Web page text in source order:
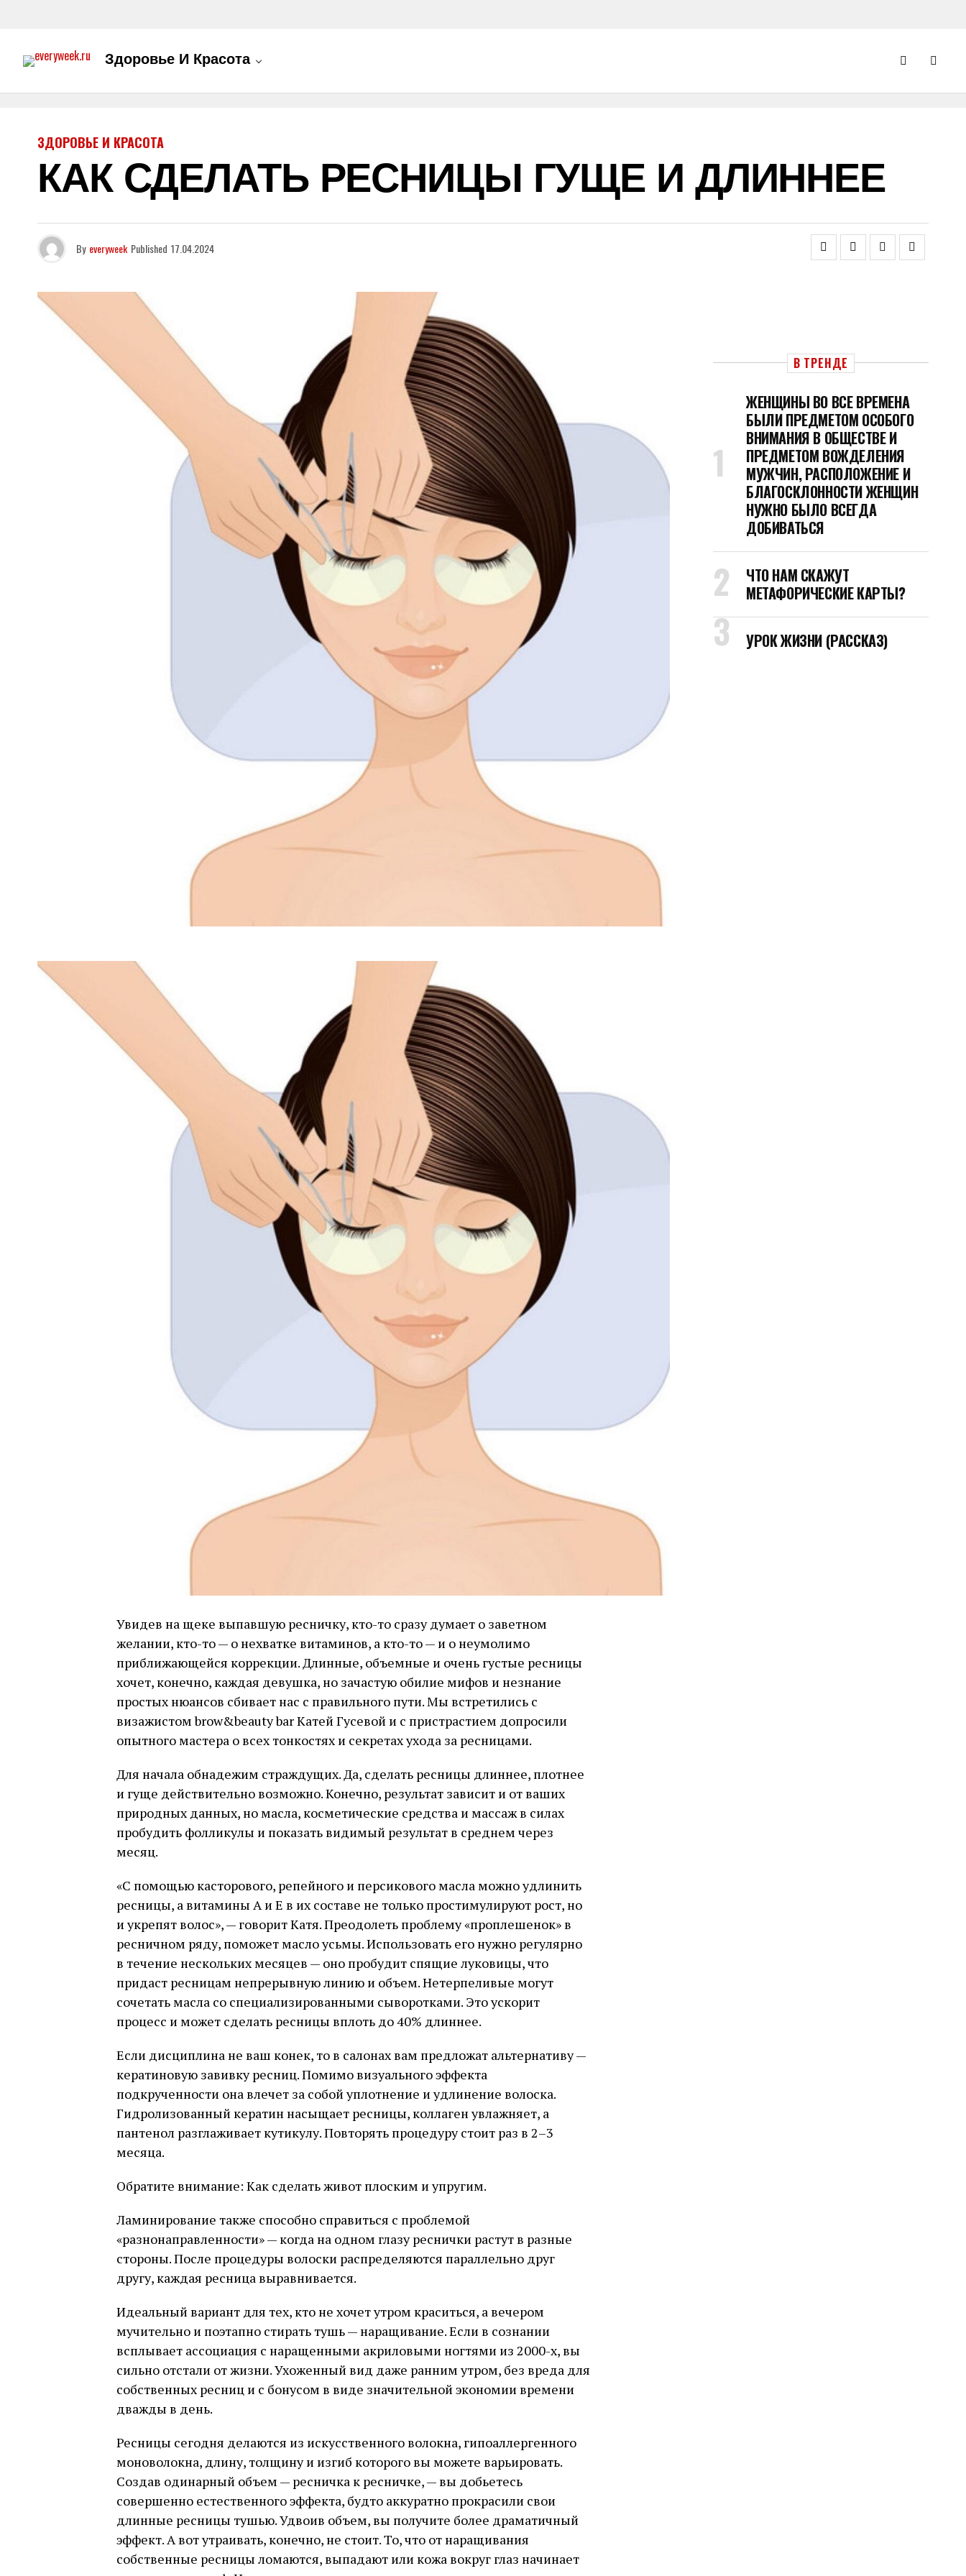
Здоровье И Красота
ЗДОРОВЬЕ И КРАСОТА
КАК СДЕЛАТЬ РЕСНИЦЫ ГУЩЕ И ДЛИННЕЕ
By everyweek Published 17.04.2024
Увидев на щеке выпавшую ресничку, кто-то сразу думает о заветном
желании, кто-то — о нехватке витаминов, а кто-то — и о неумолимо
приближающейся коррекции. Длинные, объемные и очень густые ресницы
хочет, конечно, каждая девушка, но зачастую обилие мифов и незнание
простых нюансов сбивает нас с правильного пути. Мы встретились с
визажистом brow&beauty bar Катей Гусевой и с пристрастием допросили
опытного мастера о всех тонкостях и секретах ухода за ресницами.
Для начала обнадежим страждущих. Да, сделать ресницы длиннее, плотнее
и гуще действительно возможно. Конечно, результат зависит и от ваших
природных данных, но масла, косметические средства и массаж в силах
пробудить фолликулы и показать видимый результат в среднем через
месяц.
«С помощью касторового, репейного и персикового масла можно удлинить
ресницы, а витамины А и Е в их составе не только простимулируют рост, но
и укрепят волос», — говорит Катя. Преодолеть проблему «проплешенок» в
ресничном ряду, поможет масло усьмы. Использовать его нужно регулярно
в течение нескольких месяцев — оно пробудит спящие луковицы, что
придаст ресницам непрерывную линию и объем. Нетерпеливые могут
сочетать масла со специализированными сыворотками. Это ускорит
процесс и может сделать ресницы вплоть до 40% длиннее.
Если дисциплина не ваш конек, то в салонах вам предложат альтернативу —
кератиновую завивку ресниц. Помимо визуального эффекта
подкрученности она влечет за собой уплотнение и удлинение волоска.
Гидролизованный кератин насыщает ресницы, коллаген увлажняет, а
пантенол разглаживает кутикулу. Повторять процедуру стоит раз в 2–3
месяца.
Обратите внимание: Как сделать живот плоским и упругим.
Ламинирование также способно справиться с проблемой
«разнонаправленности» — когда на одном глазу реснички растут в разные
стороны. После процедуры волоски распределяются параллельно друг
другу, каждая ресница выравнивается.
Идеальный вариант для тех, кто не хочет утром краситься, а вечером
мучительно и поэтапно стирать тушь — наращивание. Если в сознании
всплывает ассоциация с наращенными акриловыми ногтями из 2000-х, вы
сильно отстали от жизни. Ухоженный вид даже ранним утром, без вреда для
собственных ресниц и с бонусом в виде значительной экономии времени
дважды в день.
Ресницы сегодня делаются из искусственного волокна, гипоаллергенного
моноволокна, длину, толщину и изгиб которого вы можете варьировать.
Создав одинарный объем — ресничка к ресничке, — вы добьетесь
совершенно естественного эффекта, будто аккуратно прокрасили свои
длинные ресницы тушью. Удвоив объем, вы получите более драматичный
эффект. А вот утраивать, конечно, не стоит. То, что от наращивания
собственные ресницы ломаются, выпадают или кожа вокруг глаз начинает
В ТРЕНДЕ
ЖЕНЩИНЫ ВО ВСЕ ВРЕМЕНА
БЫЛИ ПРЕДМЕТОМ ОСОБОГО
ВНИМАНИЯ В ОБЩЕСТВЕ И
ПРЕДМЕТОМ ВОЖДЕЛЕНИЯ
МУЖЧИН, РАСПОЛОЖЕНИЕ И
БЛАГОСКЛОННОСТИ ЖЕНЩИН
НУЖНО БЫЛО ВСЕГДА
ДОБИВАТЬСЯ
ЧТО НАМ СКАЖУТ
МЕТАФОРИЧЕСКИЕ КАРТЫ?
УРОК ЖИЗНИ (РАССКАЗ)